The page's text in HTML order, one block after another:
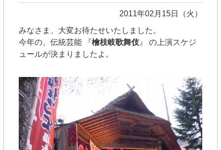
2011年02月15日（火）
みなさま、大変お待たせいたしました。
今年の、 伝統芸能 『檜枝岐歌舞伎』 の上演スケジ
ュールが決まりましたよ。